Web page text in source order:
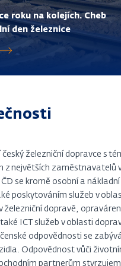
roku na kolejích. Cheb
den železnice
český železniční dopravce s
z největších zaměstnavatelů
ČD se kromě osobní a
poskytováním služeb v
železniční dopravě,
ICT služeb v oblasti
odpovědnosti se
Odpovědnost vůči
partnerům